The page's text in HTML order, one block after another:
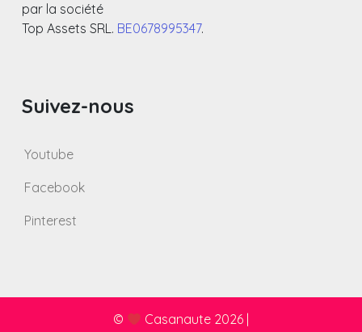
par la société
Top Assets SRL. BE0678995347.
Suivez-nous
Youtube
Facebook
Pinterest
© Casanaute 2026